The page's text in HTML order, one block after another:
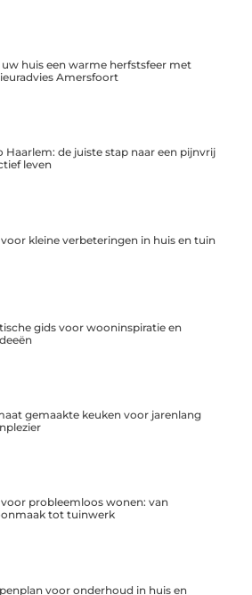
uw huis een warme herfstsfeer met
Amersfoort
Haarlem: de juiste stap naar een pijnvrij
leven
voor kleine verbeteringen in huis en tuin
gids voor wooninspiratie en
gemaakte keuken voor jarenlang
voor probleemloos wonen: van
tot tuinwerk
voor onderhoud in huis en